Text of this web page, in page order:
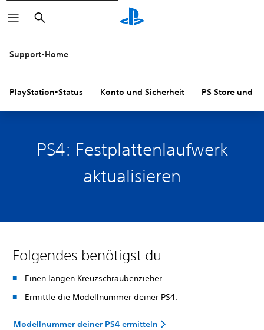
Suchen
Support-Home
PlayStation-Status Konto und Sicherheit PS Store und
PS4: Festplattenlaufwerk
aktualisieren
Folgendes benötigst du:
Einen langen Kreuzschraubenzieher
Ermittle die Modellnummer deiner PS4.
Modellnummer deiner PS4 ermitteln